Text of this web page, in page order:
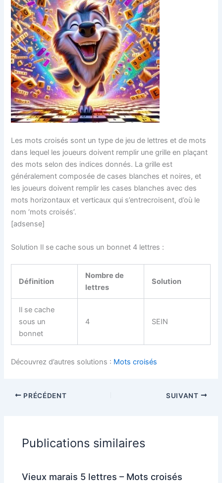
Les mots croisés sont un type de jeu de lettres et de mots
dans lequel les joueurs doivent remplir une grille en plaçant
des mots selon des indices donnés. La grille est
généralement composée de cases blanches et noires, et
les joueurs doivent remplir les cases blanches avec des
mots horizontaux et verticaux qui s’entrecroisent, d’où le
nom ‘mots croisés’.
[adsense]
Solution Il se cache sous un bonnet 4 lettres :
Définition
Nombre de
lettres
Solution
Il se cache
sous un
bonnet
4 SEIN
Découvrez d’autres solutions : Mots croisés
PRÉCÉDENT SUIVANT
Publications similaires
Vieux marais 5 lettres – Mots croisés